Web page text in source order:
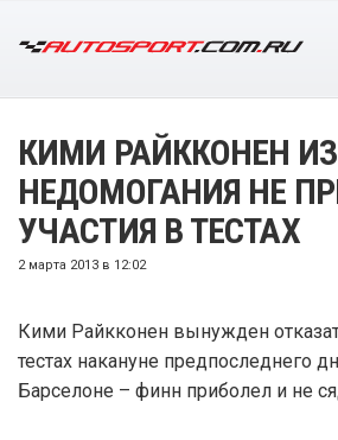
КИМИ РАЙККОНЕН
НЕДОМОГАНИЯ НЕ
УЧАСТИЯ В ТЕСТАХ
2 марта 2013 в 12:02
Кими Райкконен вынужден
тестах накануне предпоследнего
Барселоне – финн приболел и не